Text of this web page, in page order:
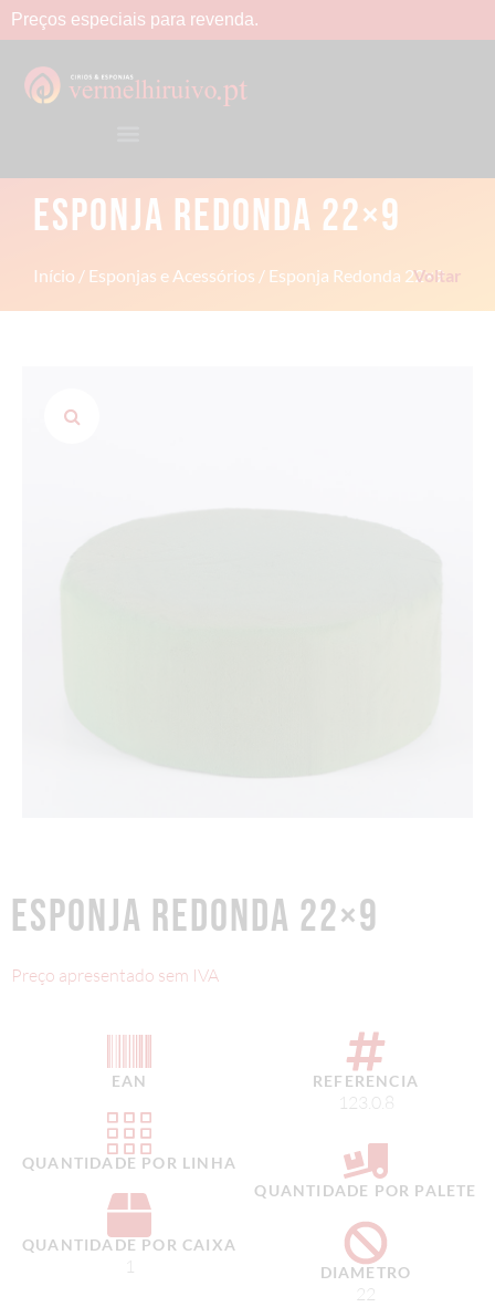
Preços especiais para revenda.
ESPONJA REDONDA 22×9
Início / Esponjas e Acessórios / Esponja Redonda 22×9
Voltar
ESPONJA REDONDA 22×9
Preço apresentado sem IVA
EAN
QUANTIDADE POR LINHA
QUANTIDADE POR CAIXA
1
REFERENCIA
123.0.8
QUANTIDADE POR PALETE
DIAMETRO
22